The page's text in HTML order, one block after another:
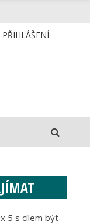
PŘIHLÁŠENÍ
5 s cílem být